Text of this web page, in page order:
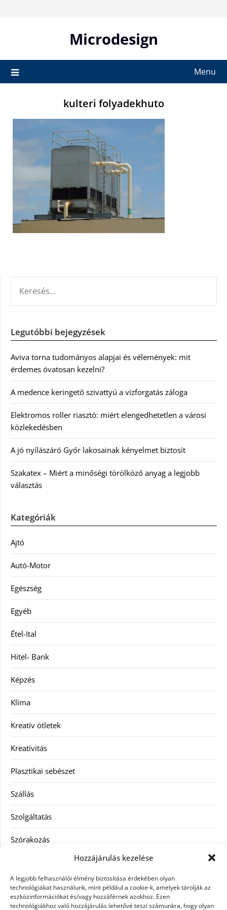
Hozzájárulás kezelése
A legjobb felhasználói élmény biztosítása érdekében olyan
technológiákat használunk, mint például a cookie-k, amelyek tárolják az
eszközinformációkat és/vagy hozzáférnek azokhoz. Ezen
technológiákhoz való hozzájárulás lehetővé teszi számunkra, hogy olyan
Microdesign
Menu
kulteri folyadekhuto
Legutóbbi bejegyzések
Aviva torna tudományos alapjai és vélemények: mit
érdemes óvatosan kezelni?
A medence keringető szivattyú a vízforgatás záloga
Elektromos roller riasztó: miért elengedhetetlen a városi
közlekedésben
A jó nyílászáró Győr lakosainak kényelmet biztosít
Szakatex – Miért a minőségi törölköző anyag a legjobb
választás
Kategóriák
Ajtó
Autó-Motor
Egészség
Egyéb
Étel-Ital
Hitel- Bank
Képzés
Klíma
Kreatív ötletek
Kreativitás
Plasztikai sebészet
Szállás
Szolgáltatás
Szórakozás
Vásárlás
Víztisztítás